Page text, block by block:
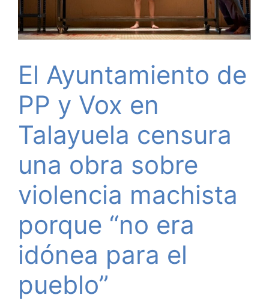
El Ayuntamiento de
PP y Vox en
Talayuela censura
una obra sobre
violencia machista
porque “no era
idónea para el
pueblo”